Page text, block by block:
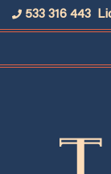
533 316 443